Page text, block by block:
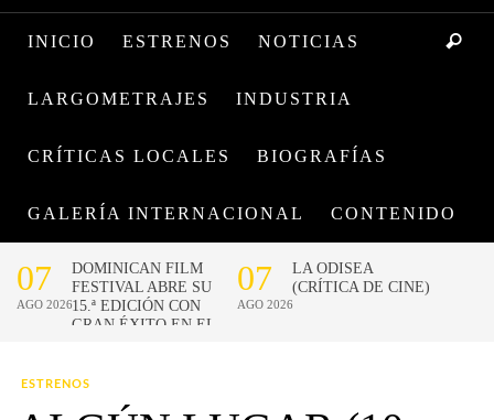
INICIO ESTRENOS NOTICIAS
LARGOMETRAJES INDUSTRIA
CRÍTICAS LOCALES BIOGRAFÍAS
GALERÍA INTERNACIONAL CONTENIDO
ESTRENOS